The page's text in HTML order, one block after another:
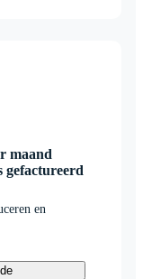
maand
gefactureerd
en